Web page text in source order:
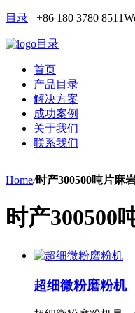
目录 +86 180 3780 8511
目录
首页
产品目录
解决方案
成功案例
关于我们
联系我们
Home/时产300500吨片麻
时产300500
超细微粉磨粉机